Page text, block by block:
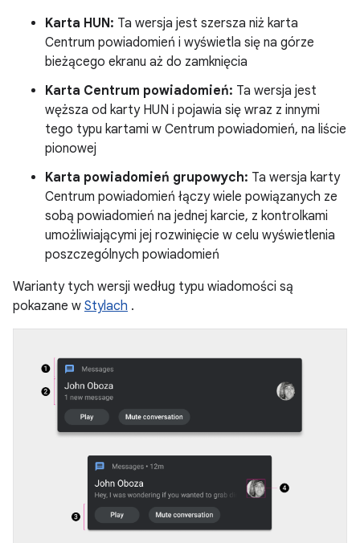
Karta HUN: Ta wersja jest szersza niż karta
Centrum powiadomień i wyświetla się na górze
bieżącego ekranu aż do zamknięcia
Karta Centrum powiadomień: Ta wersja jest
węższa od karty HUN i pojawia się wraz z innymi
tego typu kartami w Centrum powiadomień, na liście
pionowej
Karta powiadomień grupowych: Ta wersja karty
Centrum powiadomień łączy wiele powiązanych ze
sobą powiadomień na jednej karcie, z kontrolkami
umożliwiającymi jej rozwinięcie w celu wyświetlenia
poszczególnych powiadomień
Warianty tych wersji według typu wiadomości są
pokazane w Stylach .